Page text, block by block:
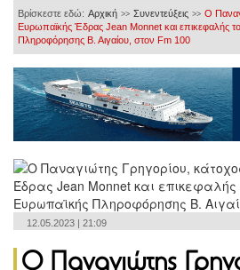
Βρίσκεστε εδώ: Αρχική >> Συνεντεύξεις >> Ο
Ευρωπαϊκής Έδρας Jean Monnet και επικεφαλής
Πληροφόρησης Β. Αιγαίου, στον Fm 100
12.05.2023 | 21:09
Ο Παναγιώτης